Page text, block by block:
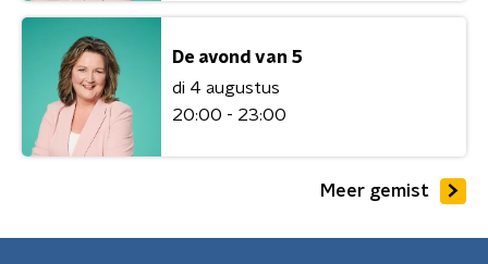
De avond van 5
di 4 augustus
20:00 - 23:00
Meer gemist